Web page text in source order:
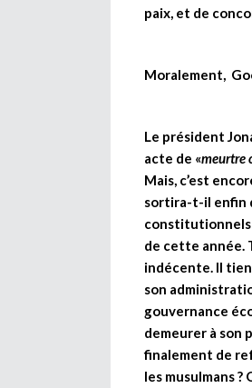
paix, et de
Moralement,
Le président
acte de «meurtre
Mais, c’est
sortira-t-il enfin
constitutionnels
de cette année.
indécente. Il
son
gouvernance
demeurer à son
finalement de
les musulmans